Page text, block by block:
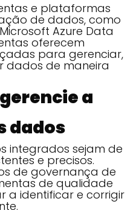
e plataformas
de dados, como
Azure Data
oferecem
para gerenciar,
dados de maneira
a
dados
integrados sejam de
e precisos.
de governança de
de qualidade
a identificar e corrigir